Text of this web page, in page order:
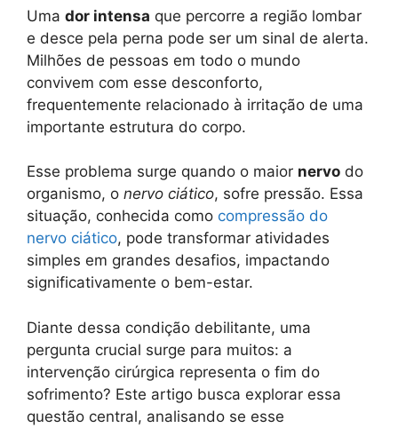
Uma dor intensa que percorre a região lombar
e desce pela perna pode ser um sinal de alerta.
Milhões de pessoas em todo o mundo
convivem com esse desconforto,
frequentemente relacionado à irritação de uma
importante estrutura do corpo.
Esse problema surge quando o maior nervo do
organismo, o nervo ciático, sofre pressão. Essa
situação, conhecida como compressão do
nervo ciático, pode transformar atividades
simples em grandes desafios, impactando
significativamente o bem-estar.
Diante dessa condição debilitante, uma
pergunta crucial surge para muitos: a
intervenção cirúrgica representa o fim do
sofrimento? Este artigo busca explorar essa
questão central, analisando se esse